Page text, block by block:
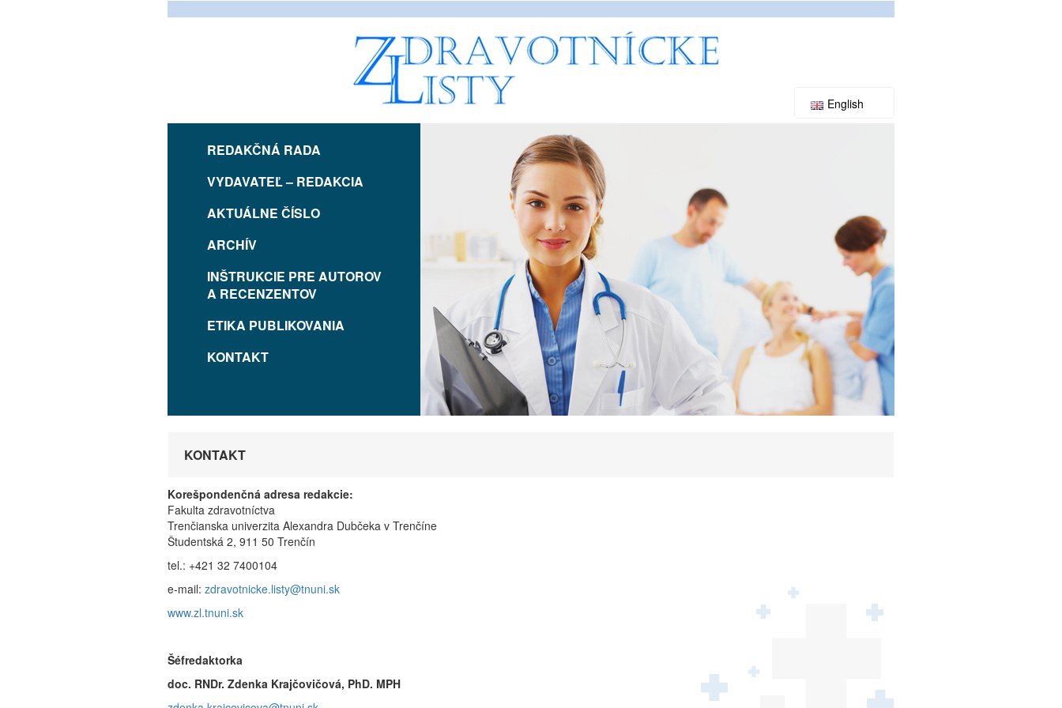
English
REDAKČNÁ RADA
VYDAVATEĽ – REDAKCIA
AKTUÁLNE ČÍSLO
ARCHÍV
INŠTRUKCIE PRE AUTOROV
A RECENZENTOV
ETIKA PUBLIKOVANIA
KONTAKT
KONTAKT
Korešpondenčná adresa redakcie:
Fakulta zdravotníctva
Trenčianska univerzita Alexandra Dubčeka v Trenčíne
Študentská 2, 911 50 Trenčín
tel.: +421 32 7400104
e-mail: zdravotnicke.listy@tnuni.sk
www.zl.tnuni.sk
Šéfredaktorka
doc. RNDr. Zdenka Krajčovičová, PhD. MPH